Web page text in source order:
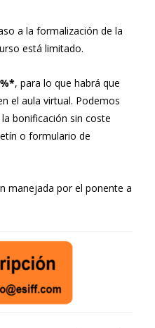
a la formalización de la
está limitado.
, para lo que habrá que
el aula virtual. Podemos
bonificación sin coste
o formulario de
manejada por el ponente a